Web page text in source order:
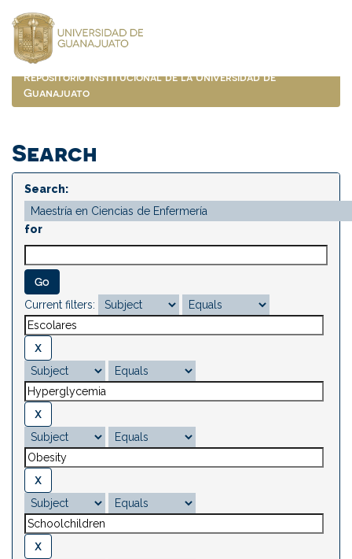
navigation
Repositorio Institucional de la Universidad de
Guanajuato
Search
Search:
for
Current filters: